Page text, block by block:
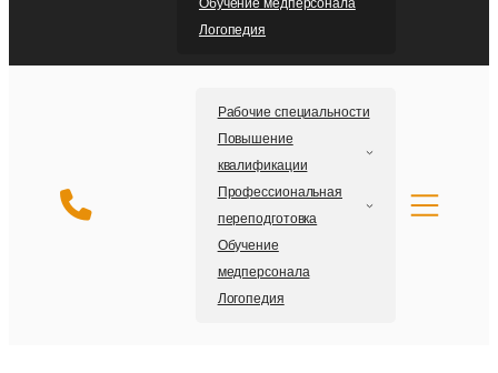
Логопедия
Рабочие специальности
Повышение
квалификации
Профессиональная
переподготовка
Обучение
медперсонала
Логопедия